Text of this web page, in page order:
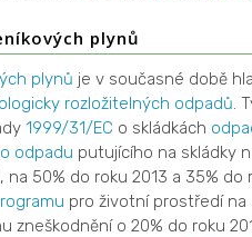
plynů
plynů je v současné době
rozložitelných odpadů .
1999/31/EC o skládkách
odpadu putujícího na skládky
na 50% do roku 2013 a 35%
pro životní prostředí
zneškodnění o 20% do roku